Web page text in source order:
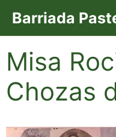
contenido
Barriada
Misa
Chozas